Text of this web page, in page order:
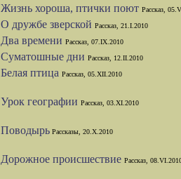
Жизнь хороша, птички поют Рассказ,
О дружбе зверской Рассказ, 21.I.2010
Два времени Рассказ, 07.IX.2010
Суматошные дни Рассказ, 12.II.2010
Белая птица Рассказ, 05.XII.2010
Урок географии Рассказ, 03.XI.2010
Поводырь Рассказы, 20.X.2010
Дорожное происшествие Рассказ,